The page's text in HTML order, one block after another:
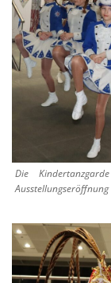
Die
Ausstellungseröffnung